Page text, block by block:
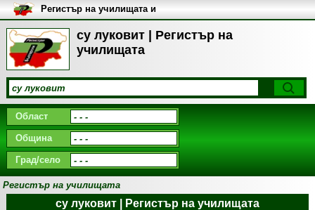
су луковит | Регистър на
училищата
Регистър на училищата и
университетите в България
Област
Община
Град/село
Регистър на училищата
су луковит | Регистър на училищата